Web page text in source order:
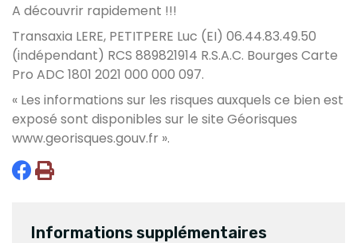
A découvrir rapidement !!!
Transaxia LERE, PETITPERE Luc (EI) 06.44.83.49.50
(indépendant) RCS 889821914 R.S.A.C. Bourges Carte
Pro ADC 1801 2021 000 000 097.
« Les informations sur les risques auxquels ce bien est
exposé sont disponibles sur le site Géorisques
www.georisques.gouv.fr ».
Informations supplémentaires